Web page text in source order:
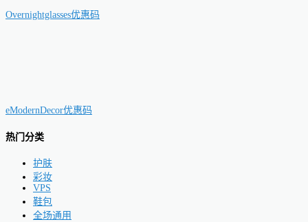
Overnightglasses优惠码
eModernDecor优惠码
热门分类
护肤
彩妆
VPS
鞋包
全场通用